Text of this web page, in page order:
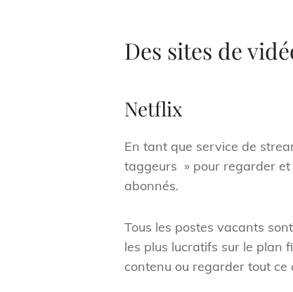
Des sites de
Netflix
En tant que service de
taggeurs » pour regarder
abonnés.
Tous les postes vacants
les plus lucratifs sur le plan
contenu ou regarder tout